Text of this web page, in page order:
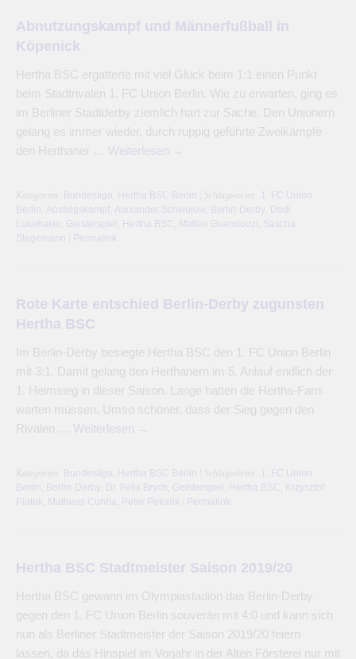
Abnutzungskampf und Männerfußball in
Köpenick
Hertha BSC ergatterte mit viel Glück beim 1:1 einen Punkt
beim Stadtrivalen 1. FC Union Berlin. Wie zu erwarten, ging es
im Berliner Stadtderby ziemlich hart zur Sache. Den Unionern
gelang es immer wieder, durch ruppig geführte Zweikämpfe
den Herthaner … Weiterlesen →
Kategorien: Bundesliga Hertha BSC Berlin | Schlagwörter:
1. FC Union
Berlin
Abstiegskampf Alexander Schwolow Berlin-Derby
Dodi
Lukebakio Geisterspiel Hertha BSC Matteo Guendouzi
Sascha
Stegemann
Permalink
Rote Karte entschied Berlin-Derby zugunsten
Hertha BSC
Im Berlin-Derby besiegte Hertha BSC den 1. FC Union Berlin
mit 3:1. Damit gelang den Herthanern im 5. Anlauf endlich der
1. Heimsieg in dieser Saison. Lange hatten die Hertha-Fans
warten müssen. Umso schöner, dass der Sieg gegen den
Rivalen … Weiterlesen →
Kategorien: Bundesliga Hertha BSC Berlin | Schlagwörter:
1. FC Union
Berlin
Berlin-Derby Dr. Felix Brych Geisterspiel Hertha BSC
Krzysztof
Piatek
Matheus Cunha Peter Pekarik Permalink
Hertha BSC Stadtmeister Saison 2019/20
Hertha BSC gewann im Olympiastadion das Berlin-Derby
gegen den 1. FC Union Berlin souverän mit 4:0 und kann sich
nun als Berliner Stadtmeister der Saison 2019/20 feiern
lassen, da das Hinspiel im Vorjahr in der Alten Försterei nur mit